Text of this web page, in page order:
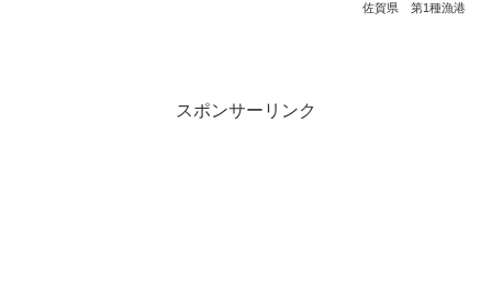
佐賀県 第1種漁港
スポンサーリンク